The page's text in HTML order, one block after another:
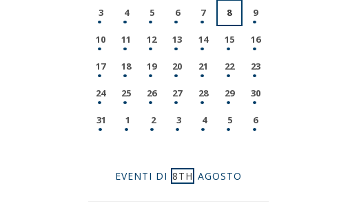
3 4 5 6 7 8 9
10 11 12 13 14 15 16
17 18 19 20 21 22 23
24 25 26 27 28 29 30
31 1 2 3 4 5 6
EVENTI DI 8TH AGOSTO